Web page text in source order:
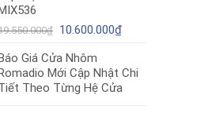
5.200.000₫.
₫ Giá
là:
19.550.000₫.
10.600.000₫Giá
là:
10.600.000₫.
Giá Cửa Nhôm
Mới Cập Nhật Chi
Theo Từng Hệ Cửa